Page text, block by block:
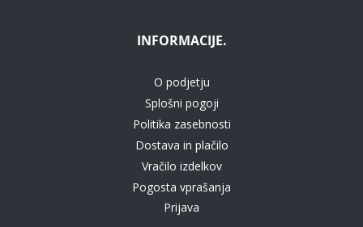
INFORMACIJE.
O podjetju
Splošni pogoji
Politika zasebnosti
Dostava in plačilo
Vračilo izdelkov
Pogosta vprašanja
Prijava